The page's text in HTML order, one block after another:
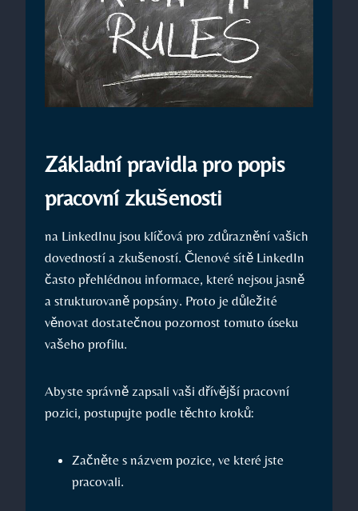
Základní⁣ pravidla pro popis
pracovní zkušenosti
na ⁣LinkedInu jsou klíčová pro⁣ zdůraznění‍ vašich
dovedností a ‍zkušeností. Členové sítě LinkedIn
často přehlédnou informace,⁢ které nejsou jasně
a strukturovaně popsány.⁤ Proto je důležité
věnovat dostatečnou pozornost tomuto úseku
vašeho profilu.
Abyste správně zapsali vaši‍ dřívější pracovní
pozici, postupujte ‌podle těchto ​kroků:
Začněte s názvem pozice, ve ‌které jste
pracovali.